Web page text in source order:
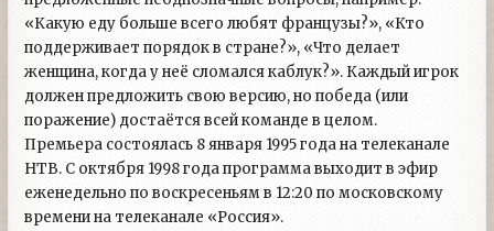
«Какую еду больше всего любят французы?», «Кто
поддерживает порядок в стране?», «Что делает
женщина, когда у неё сломался каблук?». Каждый игрок
должен предложить свою версию, но победа (или
поражение) достаётся всей команде в целом.
Премьера состоялась 8 января 1995 года на телеканале
НТВ. С октября 1998 года программа выходит в эфир
еженедельно по воскресеньям в 12:20 по московскому
времени на телеканале «Россия».